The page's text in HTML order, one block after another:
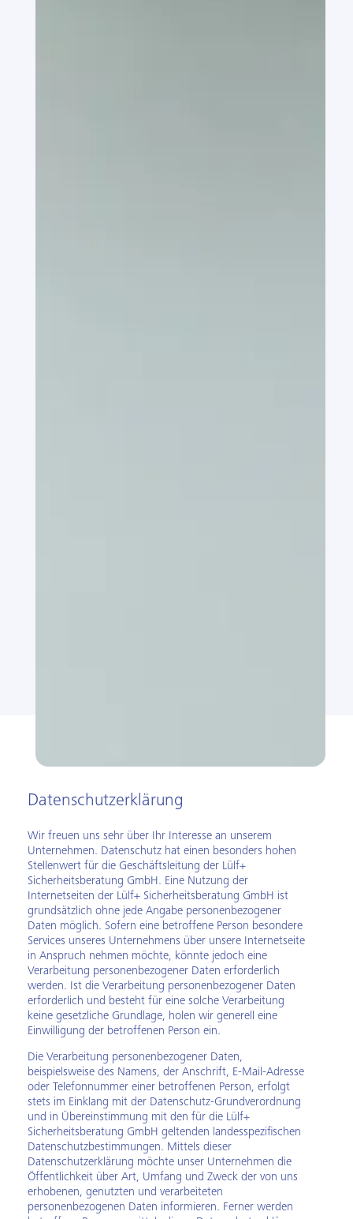
Datenschutzerklärung
Wir freuen uns sehr über Ihr Interesse an unserem
Unternehmen. Datenschutz hat einen besonders hohen
Stellenwert für die Geschäftsleitung der Lülf+
Sicherheitsberatung GmbH. Eine Nutzung der
Internetseiten der Lülf+ Sicherheitsberatung GmbH ist
grundsätzlich ohne jede Angabe personenbezogener
Daten möglich. Sofern eine betroffene Person besondere
Services unseres Unternehmens über unsere Internetseite
in Anspruch nehmen möchte, könnte jedoch eine
Verarbeitung personenbezogener Daten erforderlich
werden. Ist die Verarbeitung personenbezogener Daten
erforderlich und besteht für eine solche Verarbeitung
keine gesetzliche Grundlage, holen wir generell eine
Einwilligung der betroffenen Person ein.
Die Verarbeitung personenbezogener Daten,
beispielsweise des Namens, der Anschrift, E-Mail-Adresse
oder Telefonnummer einer betroffenen Person, erfolgt
stets im Einklang mit der Datenschutz-Grundverordnung
und in Übereinstimmung mit den für die Lülf+
Sicherheitsberatung GmbH geltenden landesspezifischen
Datenschutzbestimmungen. Mittels dieser
Datenschutzerklärung möchte unser Unternehmen die
Öffentlichkeit über Art, Umfang und Zweck der von uns
erhobenen, genutzten und verarbeiteten
personenbezogenen Daten informieren. Ferner werden